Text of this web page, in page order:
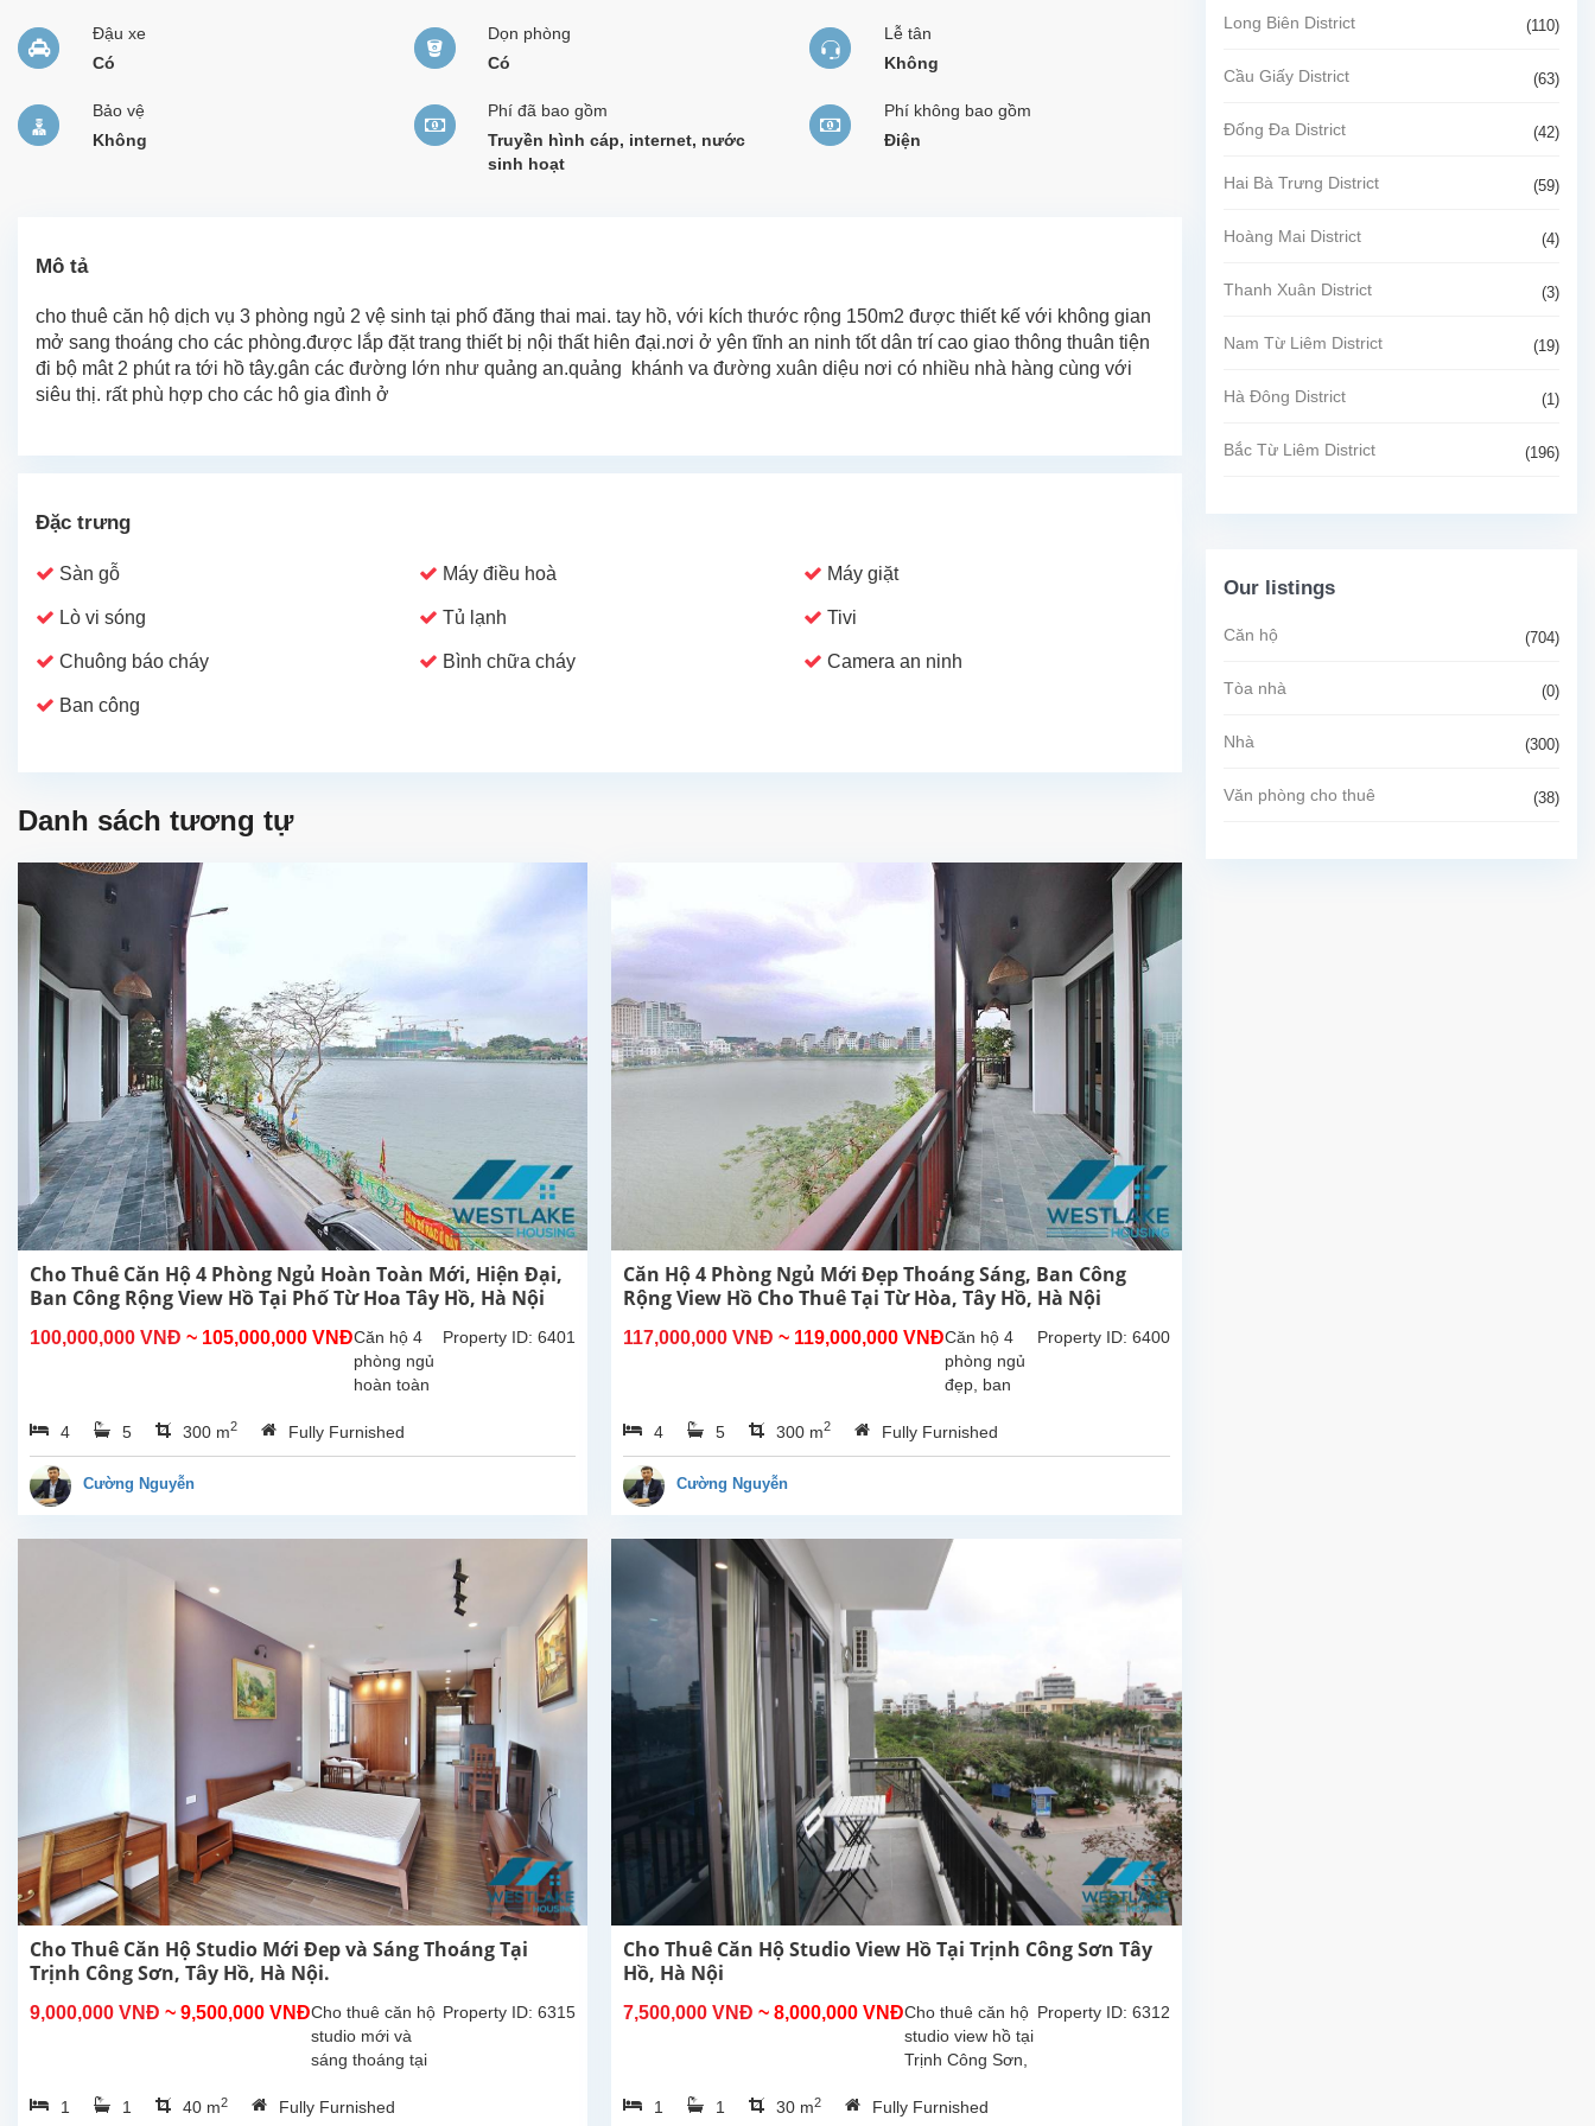
Đậu xe
Có
Dọn phòng
Có
Lễ tân
Không
Bảo vệ
Không
Phí đã bao gồm
Truyền hình cáp, internet, nước
sinh hoạt
Phí không bao gồm
Điện
Mô tả
cho thuê căn hộ dịch vụ 3 phòng ngủ 2 vệ sinh tại phố đăng thai mai. tay hồ, với kích thước rộng 150m2 được thiết kế với không gian
mở sang thoáng cho các phòng.được lắp đặt trang thiết bị nội thất hiên đại.nơi ở yên tĩnh an ninh tốt dân trí cao giao thông thuân tiện
đi bộ mât 2 phút ra tới hồ tây.gân các đường lớn như quảng an.quảng khánh va đường xuân diệu nơi có nhiều nhà hàng cùng với
siêu thị. rất phù hợp cho các hô gia đình ở
Đặc trưng
Sàn gỗ Máy điều hoà Máy giặt
Lò vi sóng Tủ lạnh Tivi
Chuông báo cháy Bình chữa cháy Camera an ninh
Ban công
Danh sách tương tự
Cho Thuê Căn Hộ 4 Phòng Ngủ Hoàn Toàn Mới, Hiện Đại,
Ban Công Rộng View Hồ Tại Phố Từ Hoa Tây Hồ, Hà Nội
100,000,000 VNĐ ~ 105,000,000 VNĐ Property ID: 6401
Căn hộ 4
phòng ngủ
hoàn toàn
đẹp hiên
đại, ban
4 5 300 m2 Fully Furnished
Cường Nguyễn
Căn Hộ 4 Phòng Ngủ Mới Đẹp Thoáng Sáng, Ban Công
Rộng View Hồ Cho Thuê Tại Từ Hòa, Tây Hồ, Hà Nội
117,000,000 VNĐ ~ 119,000,000 VNĐ Property ID: 6400
Căn hộ 4
phòng ngủ
đẹp, ban
thoáng mát,
view Hồ tại
tích sử
4 5 300 m2 Fully Furnished
Cường Nguyễn
Cho Thuê Căn Hộ Studio Mới Đep và Sáng Thoáng Tại
Trịnh Công Sơn, Tây Hồ, Hà Nội.
9,000,000 VNĐ ~ 9,500,000 VNĐ Property ID: 6315
Cho thuê căn hộ
studio mới và
sáng thoáng tại
Tây Hồ, Hà Nội.
1 1 40 m2 Fully Furnished
Cho Thuê Căn Hộ Studio View Hồ Tại Trịnh Công Sơn Tây
Hồ, Hà Nội
7,500,000 VNĐ ~ 8,000,000 VNĐ Property ID: 6312
Cho thuê căn hộ
studio view hồ tại
Trịnh Công Sơn,
30m², đã được
1 1 30 m2 Fully Furnished
Long Biên District (110)
Cầu Giấy District (63)
Đống Đa District (42)
Hai Bà Trưng District (59)
Hoàng Mai District (4)
Thanh Xuân District (3)
Nam Từ Liêm District (19)
Hà Đông District (1)
Bắc Từ Liêm District (196)
Our listings
Căn hộ (704)
Tòa nhà (0)
Nhà (300)
Văn phòng cho thuê (38)